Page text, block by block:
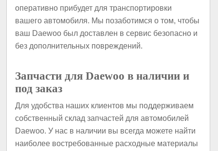
оперативно прибудет для транспортировки
вашего автомобиля. Мы позаботимся о том, чтобы
ваш Daewoo был доставлен в сервис безопасно и
без дополнительных повреждений.
Запчасти для Daewoo в наличии и
под заказ
Для удобства наших клиентов мы поддерживаем
собственный склад запчастей для автомобилей
Daewoo. У нас в наличии вы всегда можете найти
наиболее востребованные расходные материалы